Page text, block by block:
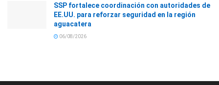
SSP fortalece coordinación con autoridades de
EE.UU. para reforzar seguridad en la región
aguacatera
06/08/2026